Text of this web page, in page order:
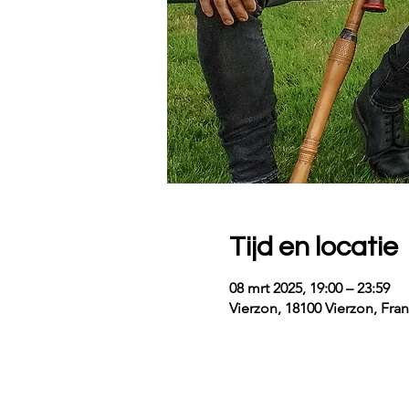
Tijd en locatie
08 mrt 2025, 19:00 – 23:59
Vierzon, 18100 Vierzon,